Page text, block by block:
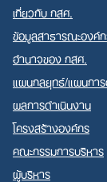
เกี่ยวกับ กสศ.
ข้อมูลสาธารณะองค์
อำนาจของ กสศ.
แผนกลยุทธ์/แผนกา
ผลการดำเนินงาน
โครงสร้างองค์กร
คณะกรรมการบริหาร
ผู้บริหาร